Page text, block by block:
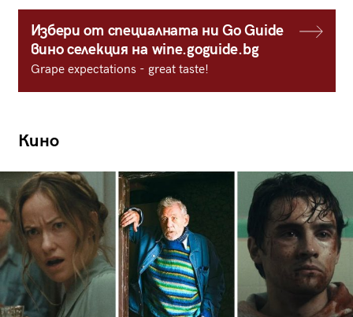
Избери от специалната ни Go Guide
вино селекция на wine.goguide.bg
Grape expectations - great taste!
Кино